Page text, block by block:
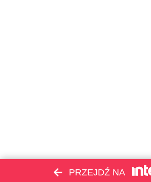
PRZEJDŹ NA